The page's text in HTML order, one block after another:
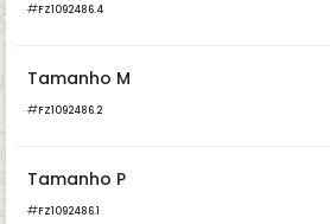
FZ1092486.4
Tamanho M
FZ1092486.2
Tamanho P
FZ1092486.1